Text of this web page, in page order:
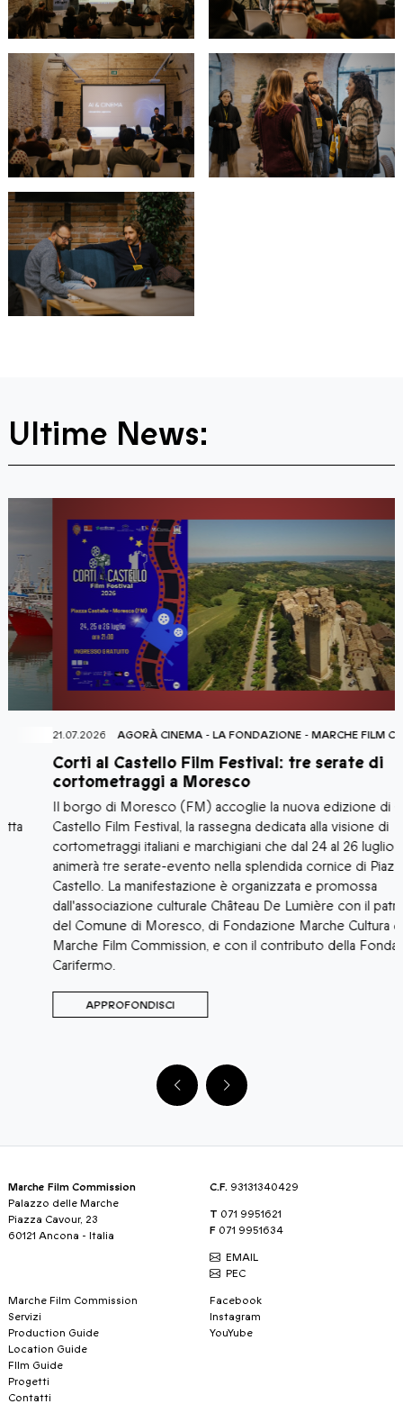
Ultime News:
21.07.2026 AGORÀ CINEMA-LA FONDAZIONE-MARCHE FILM
Corti al Castello Film Festival: tre serate di
cortometraggi a Moresco
Il borgo di Moresco (FM) accoglie la nuova edizione di Corti al
Castello Film Festival, la rassegna dedicata alla visione di
cortometraggi italiani e marchigiani che dal 24 al 26 luglio 2026
animerà tre serate-evento nella splendida cornice di Piazza
Castello. La manifestazione è organizzata e promossa
dall'associazione culturale Château De Lumière con il patrocinio
del Comune di Moresco, di Fondazione Marche Cultura e
Marche Film Commission, e con il contributo della Fondazione
Carifermo.
APPROFONDISCI
Marche Film Commission
Palazzo delle Marche
Piazza Cavour, 23
60121 Ancona - Italia
C.F. 93131340429
T 071 9951621
F 071 9951634
EMAIL
PEC
Marche Film Commission
Servizi
Production Guide
Location Guide
FIlm Guide
Progetti
Contatti
Facebook
Instagram
YouYube